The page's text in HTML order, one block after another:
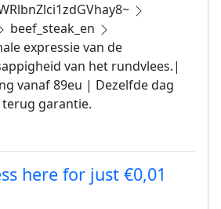
beef_steak_en
expressie van de
van het rundvlees.|
vanaf 89eu | Dezelfde dag
garantie.
here for just €0,01